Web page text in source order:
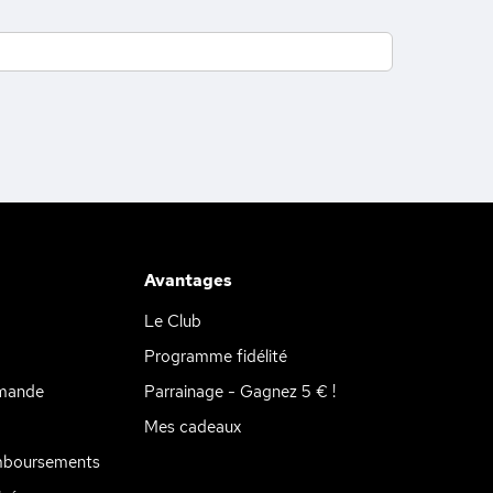
Avantages
Le Club
Programme fidélité
Parrainage - Gagnez 5 € !
Mes cadeaux